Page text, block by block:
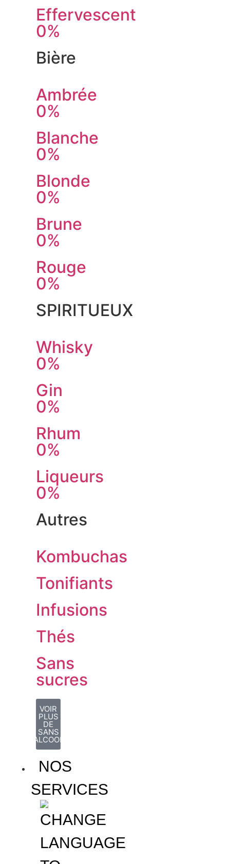
Effervescent
0%
Bière
Ambrée
0%
Blanche
0%
Blonde
0%
Brune
0%
Rouge
0%
SPIRITUEUX
Whisky
0%
Gin
0%
Rhum
0%
Liqueurs
0%
Autres
Kombuchas
Tonifiants
Infusions
Thés
Sans
sucres
VOIR
PLUS
DE
SANS
ALCOOL
NOS
SERVICES